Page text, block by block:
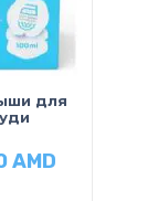
для
AMD